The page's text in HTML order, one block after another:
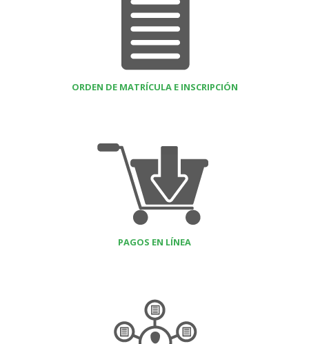
ORDEN DE MATRÍCULA E INSCRIPCIÓN
PAGOS EN LÍNEA